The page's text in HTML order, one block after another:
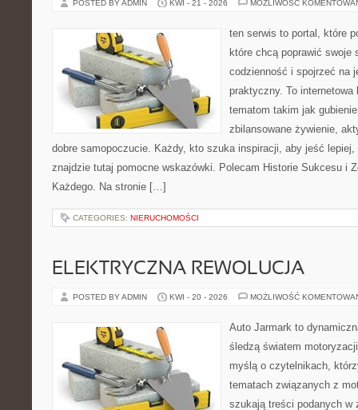
POSTED BY ADMIN KWI - 21 - 2026 MOŻLIWOŚĆ
ten serwis to portal, które
które chcą poprawić swoje
codzienność i spojrzeć na
praktyczny. To
tematom takim jak
zbilansowane żywienie,
dobre samopoczucie. Każdy, kto szuka inspiracji, aby jeść
znajdzie tutaj pomocne wskazówki. Polecam Historie Sukcesu i
Każdego. Na stronie […]
CATEGORIES: NIERUCHOMOŚCI
ELEKTRYCZNA REWOLUCJA
POSTED BY ADMIN KWI - 20 - 2026 MOŻLIWOŚĆ
Auto Jarmark to
śledzą światem
myślą o czytelnikach,
tematach związanych z
szukają treści podanych w